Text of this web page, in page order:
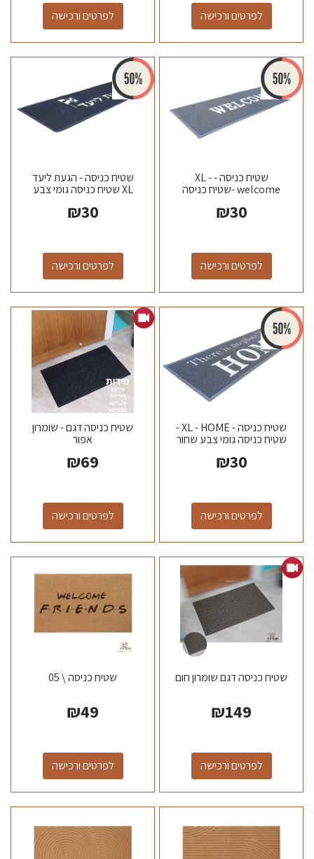
לפרטים ורכישה לפרטים ורכישה
שטיח כניסה - XL -
welcome -שטיח כניסה
120*40...
₪30
לפרטים ורכישה
שטיח כניסה - הגעת ליעד
XL שטיח כניסה גומי צבע
₪30
לפרטים ורכישה
שטיח כניסה - XL - HOME -
שטיח כניסה גומי צבע שחור
תוצרת...
₪30
לפרטים ורכישה
שטיח כניסה דגם - שומרון
אפור
₪69
לפרטים ורכישה
שטיח כניסה דגם שומרון חום
₪149
לפרטים ורכישה
שטיח כניסה \ 05
₪49
לפרטים ורכישה